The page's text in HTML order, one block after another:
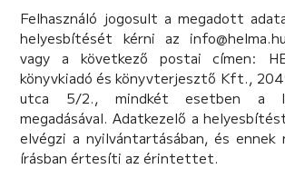
Felhasználó jogosult a megadott
helyesbítését kérni az
vagy a következő postai címen:
könyvkiadó és könyvterjesztő Kft.,
utca 5/2., mindkét esetben a
megadásával. Adatkezelő a
elvégzi a nyilvántartásában, és
írásban értesíti az érintettet.